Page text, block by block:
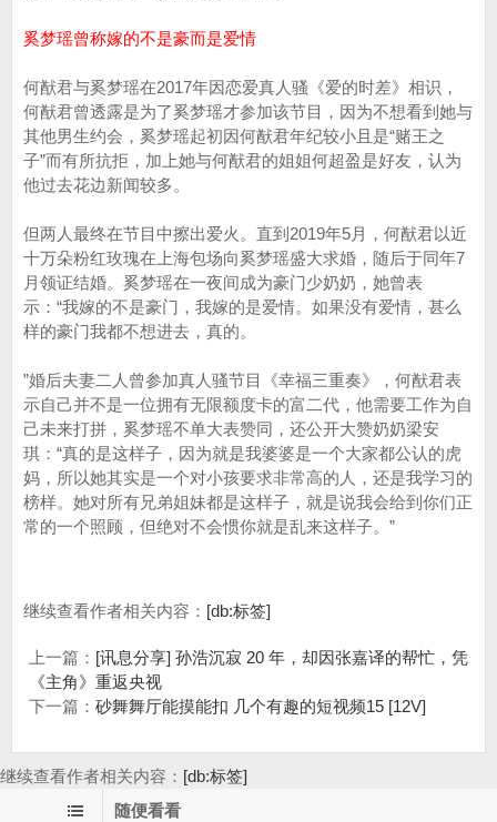
奚梦瑶曾称嫁的不是豪而是爱情
何猷君与奚梦瑶在2017年因恋爱真人骚《爱的时差》相识，
何猷君曾透露是为了奚梦瑶才参加该节目，因为不想看到她与
其他男生约会，奚梦瑶起初因何猷君年纪较小且是“赌王之
子”而有所抗拒，加上她与何猷君的姐姐何超盈是好友，认为
他过去花边新闻较多。
但两人最终在节目中擦出爱火。直到2019年5月，何猷君以近
十万朵粉红玫瑰在上海包场向奚梦瑶盛大求婚，随后于同年7
月领证结婚。奚梦瑶在一夜间成为豪门少奶奶，她曾表
示：“我嫁的不是豪门，我嫁的是爱情。如果没有爱情，甚么
样的豪门我都不想进去，真的。
”婚后夫妻二人曾参加真人骚节目《幸福三重奏》，何猷君表
示自己并不是一位拥有无限额度卡的富二代，他需要工作为自
己未来打拼，奚梦瑶不单大表赞同，还公开大赞奶奶梁安
琪：“真的是这样子，因为就是我婆婆是一个大家都公认的虎
妈，所以她其实是一个对小孩要求非常高的人，还是我学习的
榜样。她对所有兄弟姐妹都是这样子，就是说我会给到你们正
常的一个照顾，但绝对不会惯你就是乱来这样子。”
继续查看作者相关内容： [db:标签]
上一篇： [讯息分享] 孙浩沉寂 20 年，却因张嘉译的帮忙，凭
《主角》重返央视
下一篇： 砂舞舞厅能摸能扣 几个有趣的短视频15 [12V]
继续查看作者相关内容： [db:标签]
随便看看